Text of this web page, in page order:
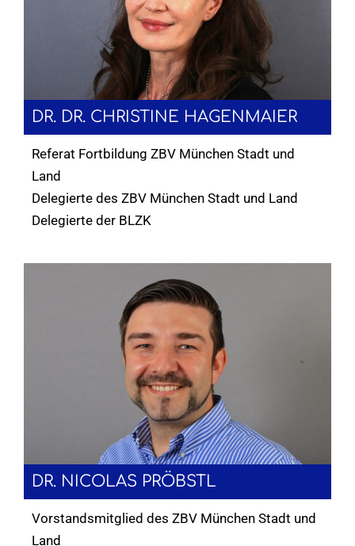
DR. DR. CHRISTINE HAGENMAIER
Referat Fortbildung ZBV München Stadt und
Land
Delegierte des ZBV München Stadt und Land
Delegierte der BLZK
DR. NICOLAS PRÖBSTL
Vorstandsmitglied des ZBV München Stadt und
Land